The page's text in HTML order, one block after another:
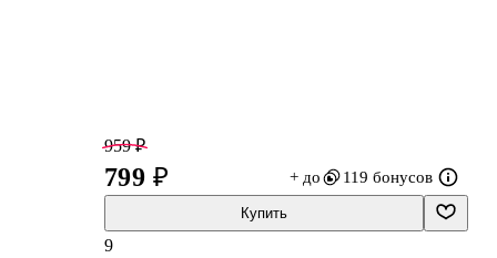
959 ₽
799 ₽ + до 119 бонусов
Купить
9